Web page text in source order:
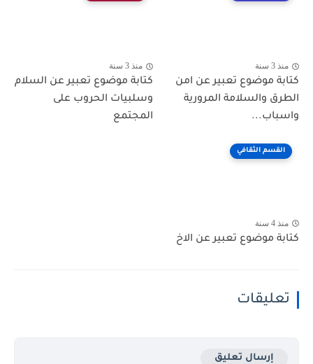
منذ 3 سنة
كتابة موضوع تعبير عن امن
الطرق والسلامة المرورية
واسباب...
منذ 3 سنة
كتابة موضوع تعبير عن السلام
وسلبيات الحروب على
المجتمع
القسم الثقافي
منذ 4 سنة
كتابة موضوع تعبير عن الاخ
تعليقات
إرسال تعليق